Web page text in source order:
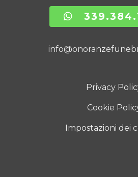
Privacy
Cookie
Impostazioni dei